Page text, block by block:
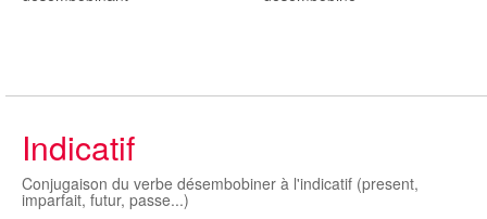
Indicatif
Conjugaison du verbe désembobiner à l'indicatif (present,
imparfait, futur, passe...)